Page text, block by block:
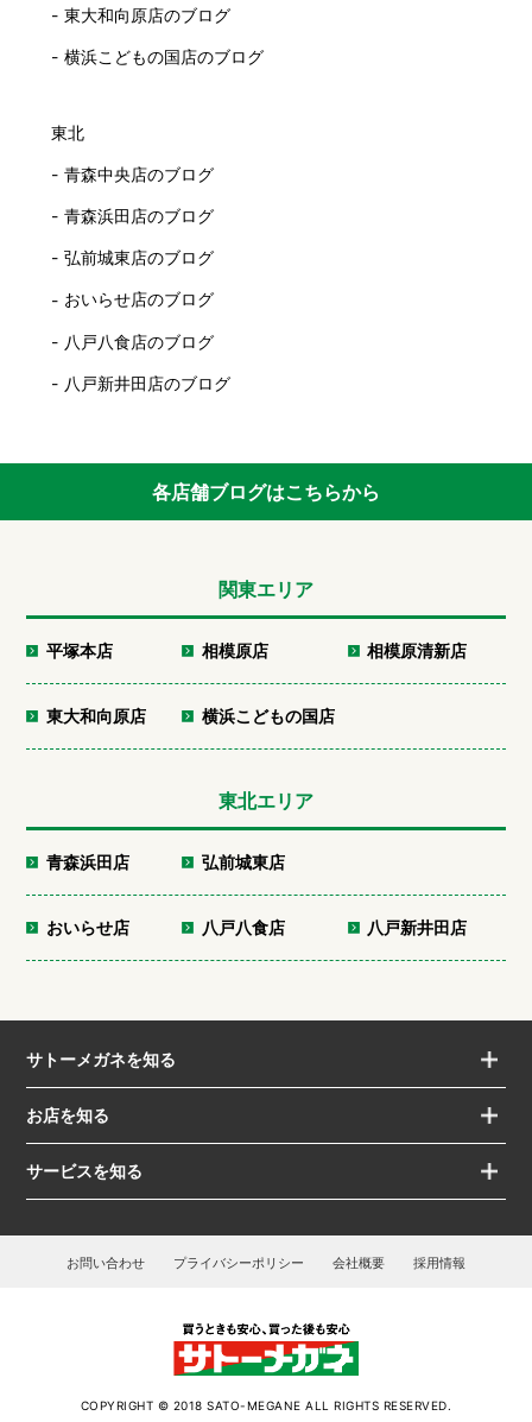
東大和向原店のブログ
横浜こどもの国店のブログ
東北
青森中央店のブログ
青森浜田店のブログ
弘前城東店のブログ
おいらせ店のブログ
八戸八食店のブログ
八戸新井田店のブログ
各店舗ブログはこちらから
関東エリア
平塚本店 相模原店 相模原清新店
東大和向原店 横浜こどもの国店
東北エリア
青森浜田店 弘前城東店
おいらせ店 八戸八食店 八戸新井田店
サトーメガネを知る
お店を知る
サービスを知る
お問い合わせ プライバシーポリシー 会社概要 採用情報
COPYRIGHT © 2018 SATO-MEGANE ALL RIGHTS RESERVED.